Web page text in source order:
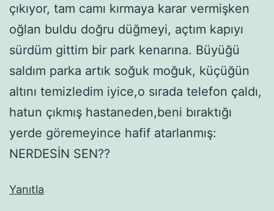
çıkıyor, tam camı kırmaya karar vermişken
oğlan buldu doğru düğmeyi, açtım kapıyı
sürdüm gittim bir park kenarına. Büyüğü
saldım parka artık soğuk moğuk, küçüğün
altını temizledim iyice,o sırada telefon çaldı,
hatun çıkmış hastaneden,beni bıraktığı
yerde göremeyince hafif atarlanmış:
NERDESİN SEN??
Yanıtla